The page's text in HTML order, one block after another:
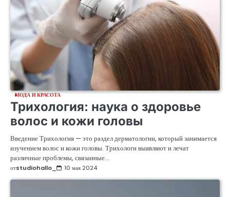
МОДА И КРАСОТА
Трихология: наука о здоровье
волос и кожи головы
Введение Трихология — это раздел дерматологии, который занимается
изучением волос и кожи головы. Трихологи выявляют и лечат
различные проблемы, связанные…
отstudiohallo_ 10 мая 2024